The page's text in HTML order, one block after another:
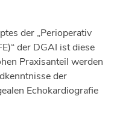
der „Perioperativ
der DGAI ist diese
Praxisanteil werden
der
Echokardiografie